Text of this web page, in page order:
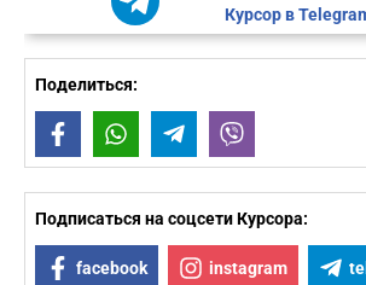
Курсор в
Поделиться:
FacebookWhatsAppTelegram
Подписаться на соцсети Курсора:
facebook instagram